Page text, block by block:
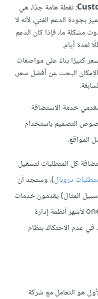
: نقطة هامة جدًا، هي
الدعم الفني، لأنه لا
مشكلة ما، فإذا كان الدعم
لعدة أيام.
كثيرًا بناءً على مواصفات
البحث عن أفضل سعر،
خدمة الاستضافة
التصميم باستخدام
المواقع.
كل المتطلبات لتشغيل
دروبال)، وستجد أن
المثال) يقدمون خدمات
مثل التهيئة بنقرة واحدة one-click-install لأشهر أنظمة إدارة
في عدم الاحتكاك بنظام
هو التعامل مع شركة